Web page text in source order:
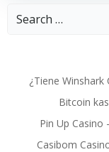
Search
¿Tiene Winshark
Bitcoin
Pin Up Casino
Casibom